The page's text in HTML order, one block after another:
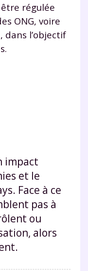
régulée
ONG, voire
dans l’objectif
impact
et le
Face à ce
pas à
ou
alors